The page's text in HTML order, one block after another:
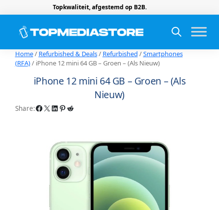
Topkwaliteit, afgestemd op B2B.
Home/ Refurbished & Deals/ Refurbished /Smartphones
(RFA)/ iPhone 12 mini 64 GB – Groen – (Als Nieuw)
iPhone 12 mini 64 GB – Groen – (Als
Nieuw)
Share:Facebook X LinkedIn Pinterest Reddit